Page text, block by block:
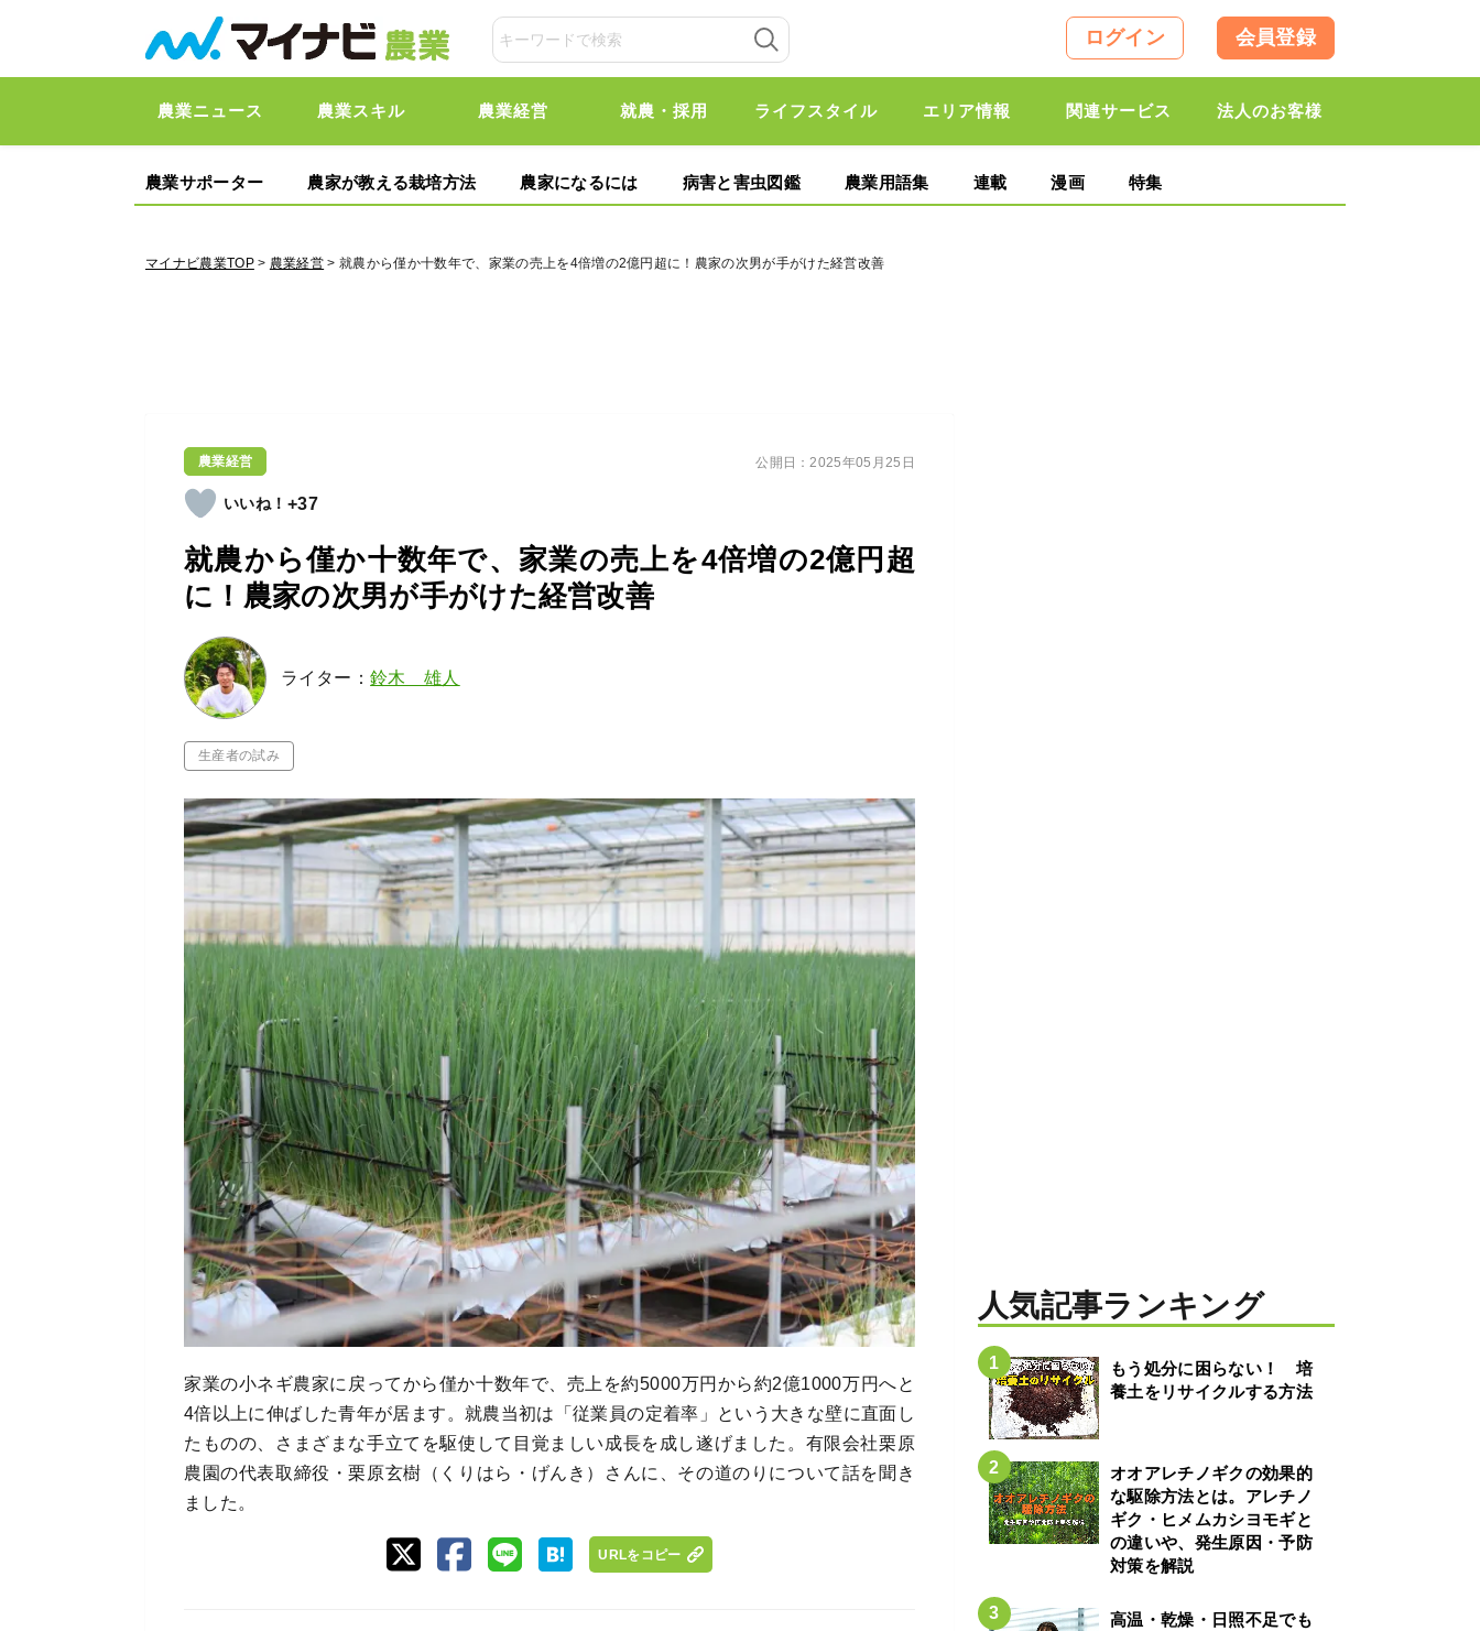
ログイン 会員登録
農業ニュース 農業スキル 農業経営 就農・採用 ライフスタイル エリア情報 関連サービス 法人のお客様
農業サポーター 農家が教える栽培方法 農家になるには 病害と害虫図鑑 農業用語集 連載 漫画 特集
マイナビ農業TOP> 農業経営 > 就農から僅か十数年で、家業の売上を4倍増の2億円超に！農家の次男が手がけた経営改善
農業経営
+37
就農から僅か十数年で、家業の売上を4倍増の2億円超
に！農家の次男が手がけた経営改善
ライター：鈴木 雄人
生産者の試み
公開日：2025年05月25日
家業の小ネギ農家に戻ってから僅か十数年で、売上を約5000万円から約2億1000万円へと
4倍以上に伸ばした青年が居ます。就農当初は「従業員の定着率」という大きな壁に直面し
たものの、さまざまな手立てを駆使して目覚ましい成長を成し遂げました。有限会社栗原
農園の代表取締役・栗原玄樹（くりはら・げんき）さんに、その道のりについて話を聞き
ました。
URLをコピー
人気記事ランキング
もう処分に困らない！ 培
養土をリサイクルする方法
オオアレチノギクの効果的
な駆除方法とは。アレチノ
ギク・ヒメムカシヨモギと
の違いや、発生原因・予防
対策を解説
高温・乾燥・日照不足でも